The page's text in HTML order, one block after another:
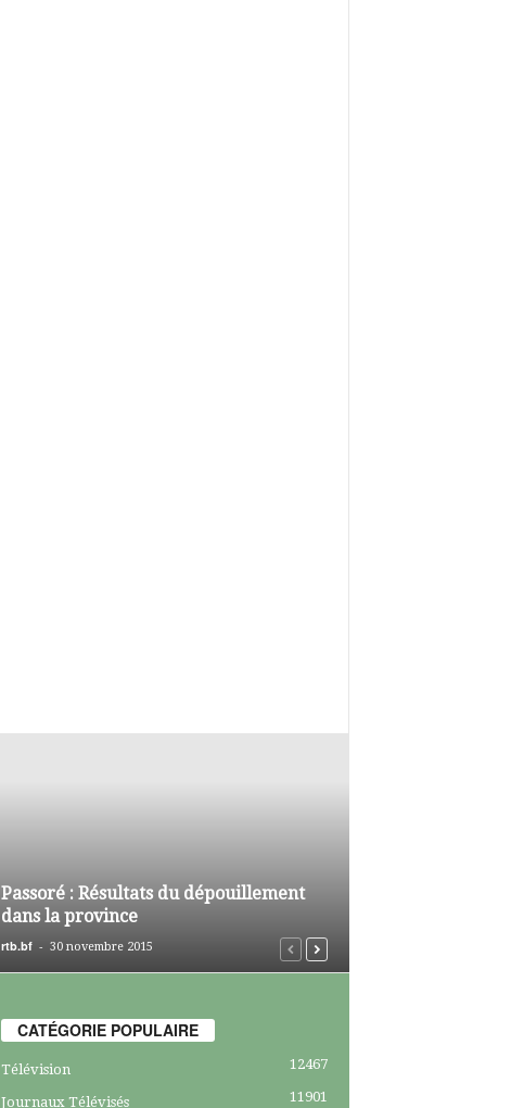
Passoré : Résultats du dépouillement
dans la province
rtb.bf - 30 novembre 2015
CATÉGORIE POPULAIRE
Télévision 12467
Journaux Télévisés 11901